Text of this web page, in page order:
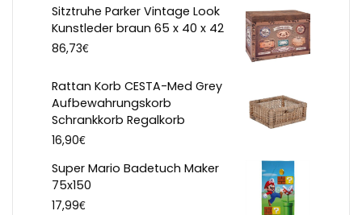
Sitztruhe Parker Vintage Look
Kunstleder braun 65 x 40 x 42
86,73€
Rattan Korb CESTA-Med Grey
Aufbewahrungskorb
Schrankkorb Regalkorb
16,90€
Super Mario Badetuch Maker
75x150
17,99€